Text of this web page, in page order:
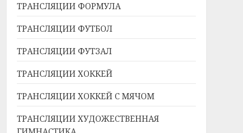
ТРАНСЛЯЦИИ ФОРМУЛА
ТРАНСЛЯЦИИ ФУТБОЛ
ТРАНСЛЯЦИИ ФУТЗАЛ
ТРАНСЛЯЦИИ ХОККЕЙ
ТРАНСЛЯЦИИ ХОККЕЙ С МЯЧОМ
ТРАНСЛЯЦИИ ХУДОЖЕСТВЕННАЯ